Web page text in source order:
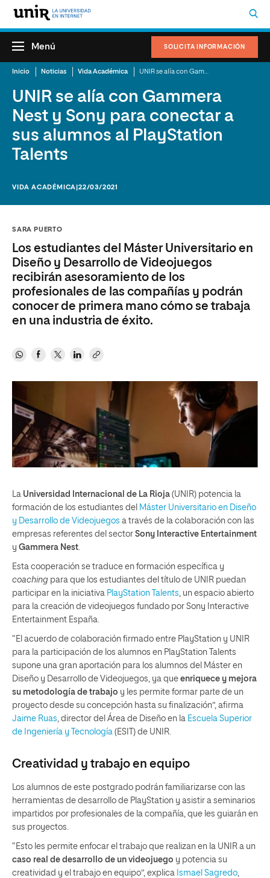
SOLICITA INFORMACIÓN
Menú
Inicio Noticias Vida Académica
UNIR se alía con Gammera
Nest y Sony para conectar a
sus alumnos al PlayStation
Talents
VIDA ACADÉMICA |22/03/2021
SARA PUERTO
Los estudiantes del Máster Universitario en
Diseño y Desarrollo de Videojuegos
recibirán asesoramiento de los
profesionales de las compañías y podrán
conocer de primera mano cómo se trabaja
en una industria de éxito.
La Universidad Internacional de La Rioja (UNIR) potencia la
formación de los estudiantes del Máster Universitario en Diseño
y Desarrollo de Videojuegos a través de la colaboración con las
empresas referentes del sector Sony Interactive Entertainment
y Gammera Nest
Esta cooperación se traduce en formación específica y
coaching para que los estudiantes del título de UNIR puedan
participar en la iniciativa PlayStation Talents , un espacio abierto
para la creación de videojuegos fundado por Sony Interactive
Entertainment España.
“El acuerdo de colaboración firmado entre PlayStation y UNIR
para la participación de los alumnos en PlayStation Talents
supone una gran aportación para los alumnos del Máster en
Diseño y Desarrollo de Videojuegos, ya que enriquece y mejora
su metodología de trabajo y les permite formar parte de un
proyecto desde su concepción hasta su finalización”, afirma
Jaime Ruas , director del Área de Diseño en la Escuela Superior
de Ingeniería y Tecnología (ESIT) de UNIR.
Creatividad y trabajo en equipo
Los alumnos de este postgrado podrán familiarizarse con las
herramientas de desarrollo de PlayStation y asistir a seminarios
impartidos por profesionales de la compañía, que les guiarán en
sus proyectos.
“Esto les permite enfocar el trabajo que realizan en la UNIR a un
caso real de desarrollo de un videojuego y potencia su
creatividad y el trabajo en equipo”, explica Ismael Sagredo